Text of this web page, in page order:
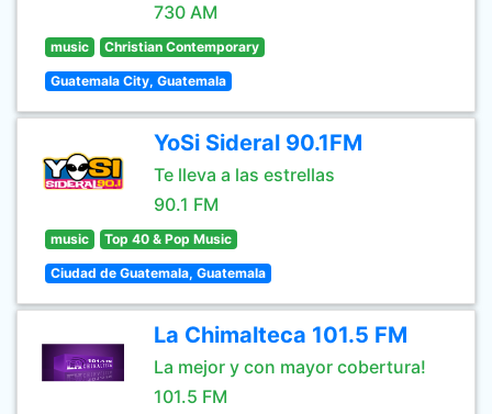
730 AM
music Christian Contemporary
Guatemala City, Guatemala
YoSi Sideral 90.1FM
Te lleva a las estrellas
90.1 FM
music Top 40 & Pop Music
Ciudad de Guatemala, Guatemala
La Chimalteca 101.5 FM
La mejor y con mayor cobertura!
101.5 FM